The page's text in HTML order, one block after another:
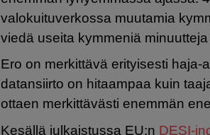
valokuituverkossa muutamia
viedä useita kymmeniä
Ero on merkittävä erityisesti
datansiirto on hitaampaa kuin
ottaen merkittävästi enemmän
Kesällä julkaistussa EU:n DESI-